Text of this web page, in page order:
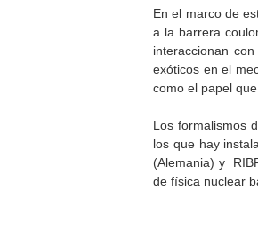
En el marco de
a la barrera
interaccionan
exóticos en el
como el papel
Los formalismos
los que hay
(Alemania) y
de física nuclear